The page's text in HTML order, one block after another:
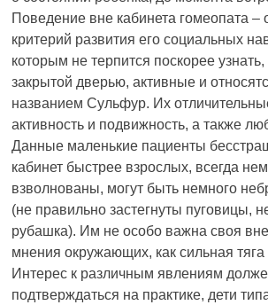
Поведение вне кабинета гомеопата –
критерий развития его социальных
которым не терпится поскорее узнать,
закрытой дверью, активные и
названием Сульфур. Их
активность и подвижность, а также
Данные маленькие пациенты
кабинет быстрее взрослых, всегда
взволнованы, могут быть немного
(не правильно застегнуты пуговицы,
рубашка). Им не особо важна своя
мнения окружающих, как сильная тяга
Интерес к различным явлениям
подтверждаться на практике, дети